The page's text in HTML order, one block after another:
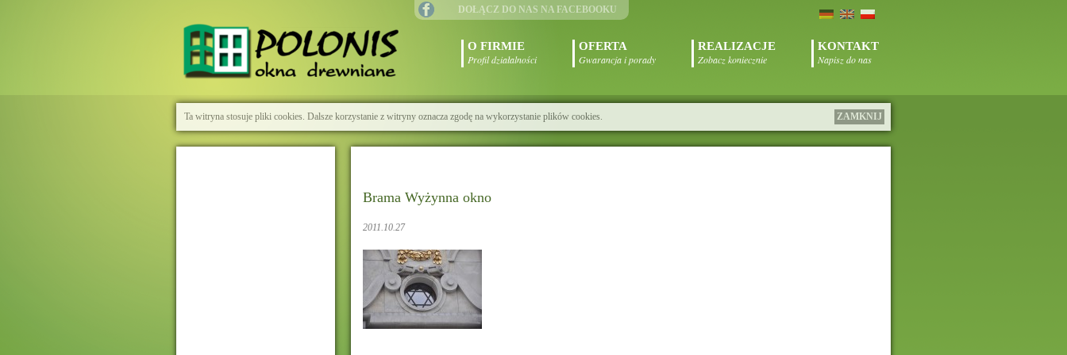
DOŁĄCZ DO NAS NA FACEBOOKU
O FIRMIE
Profil działalności
OFERTA
Gwarancja i porady
REALIZACJE
Zobacz koniecznie
KONTAKT
Napisz do nas
ZAMKNIJ
Ta witryna stosuje pliki cookies. Dalsze korzystanie z witryny oznacza zgodę na wykorzystanie plików cookies.
Brama Wyżynna okno
2011.10.27